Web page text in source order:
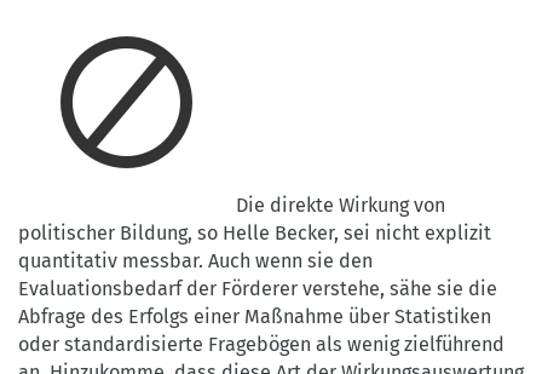
Die direkte Wirkung von
politischer Bildung, so Helle Becker, sei nicht explizit
quantitativ messbar. Auch wenn sie den
Evaluationsbedarf der Förderer verstehe, sähe sie die
Abfrage des Erfolgs einer Maßnahme über Statistiken
oder standardisierte Fragebögen als wenig zielführend